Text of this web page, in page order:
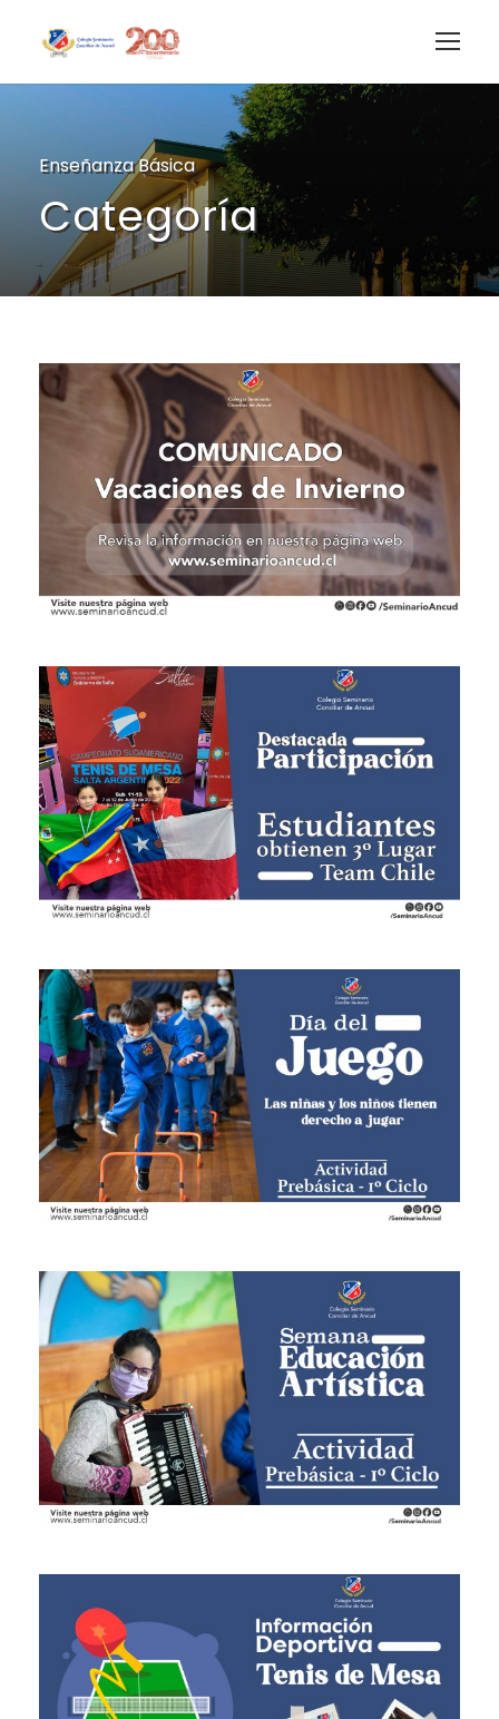
Enseñanza Básica
Categoría